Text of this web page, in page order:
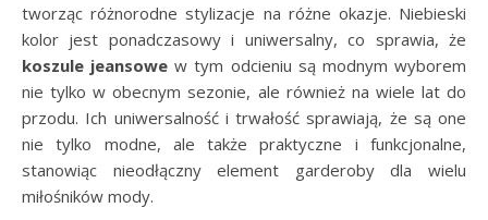
tworząc różnorodne stylizacje na różne okazje. Niebieski
kolor jest ponadczasowy i uniwersalny, co sprawia, że
koszule jeansowe w tym odcieniu są modnym wyborem
nie tylko w obecnym sezonie, ale również na wiele lat do
przodu. Ich uniwersalność i trwałość sprawiają, że są one
nie tylko modne, ale także praktyczne i funkcjonalne,
stanowiąc nieodłączny element garderoby dla wielu
miłośników mody.